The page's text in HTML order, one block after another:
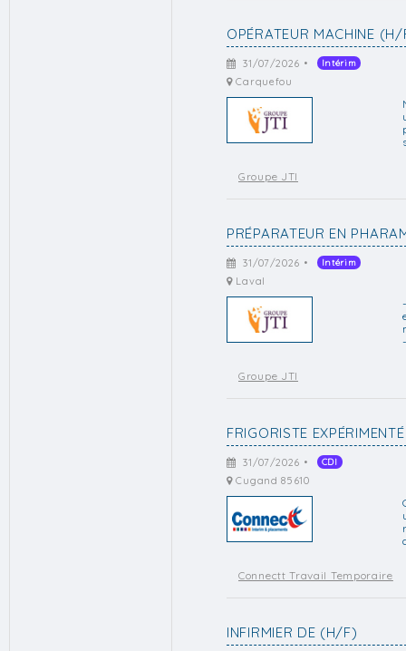
OPÉRATEUR MACHINE
31/07/2026 • Intérim
Carquefou
Groupe JTI
PRÉPARATEUR EN
31/07/2026 • Intérim
Laval
Groupe JTI
FRIGORISTE
31/07/2026 • CDI
Cugand 85610
Connectt Travail Temporaire
INFIRMIER DE (H/F)